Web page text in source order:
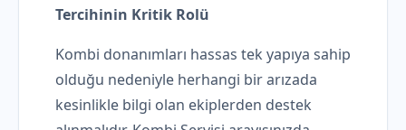
Tercihinin Kritik Rolü
Kombi donanımları hassas tek yapıya sahip
olduğu nedeniyle herhangi bir arızada
kesinlikle bilgi olan ekiplerden destek